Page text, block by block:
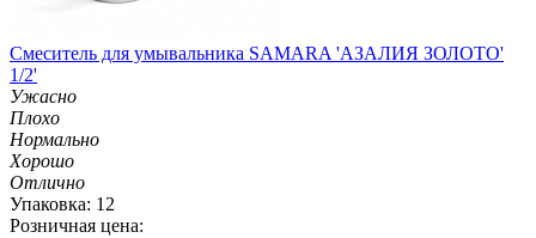
Смеситель для умывальника SAMARA 'АЗАЛИЯ ЗОЛОТО'
1/2'
Ужасно
Плохо
Нормально
Хорошо
Отлично
Упаковка: 12
Розничная цена: